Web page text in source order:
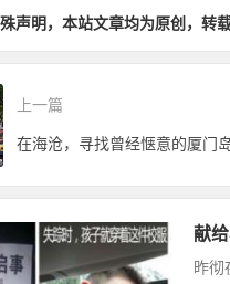
声明，本站文章均为原创，转
上一篇
在海沧，寻找曾经惬意的厦门
献
昨彻